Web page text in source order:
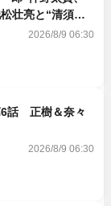
壮亮と“清須会
2026/8/9 06:30
6話 正樹＆奈々
2026/8/9 06:30